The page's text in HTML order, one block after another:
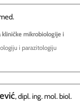
kliničke mikrobiologije i
i parazitologiju
, dipl. ing. mol. biol.